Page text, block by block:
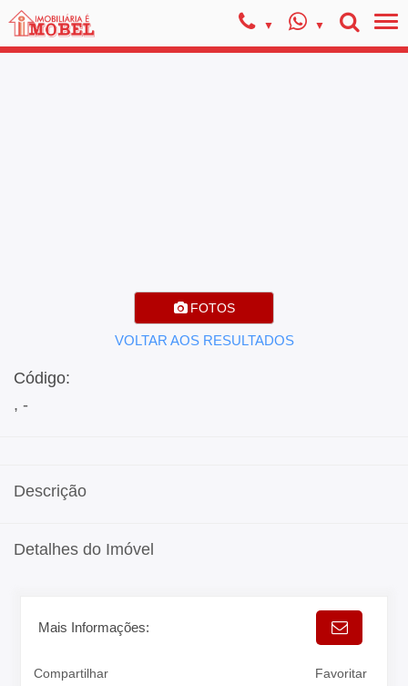
FOTOS
VOLTAR AOS RESULTADOS
Código:
, -
Descrição
Detalhes do Imóvel
Mais Informações:
Compartilhar Favoritar